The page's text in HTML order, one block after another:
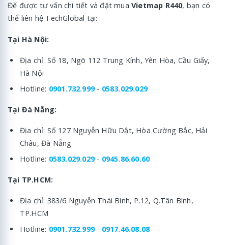
Để được tư vấn chi tiết và đặt mua Vietmap R440, bạn có
thể liên hệ TechGlobal tại:
Tại Hà Nội:
Địa chỉ: Số 18, Ngõ 112 Trung Kính, Yên Hòa, Cầu Giấy,
Hà Nội
Hotline: 0901.732.999- 0583.029.029
Tại Đà Nẵng:
Địa chỉ: Số 127 Nguyễn Hữu Dật, Hòa Cường Bắc, Hải
Châu, Đà Nẵng
Hotline: 0583.029.029- 0945.86.60.60
Tại TP.HCM:
Địa chỉ: 383/6 Nguyễn Thái Bình, P.12, Q.Tân Bình,
TP.HCM
Hotline: 0901.732.999- 0917.46.08.08